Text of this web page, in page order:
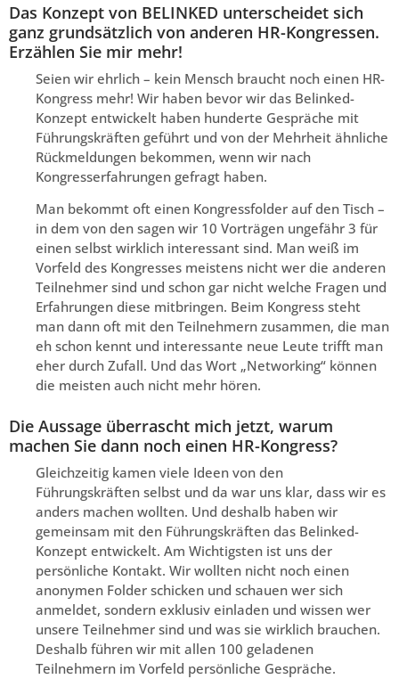
Das Konzept von BELINKED unterscheidet sich
ganz grundsätzlich von anderen HR-Kongressen.
Erzählen Sie mir mehr!
Seien wir ehrlich – kein Mensch braucht noch einen HR-
Kongress mehr! Wir haben bevor wir das Belinked-
Konzept entwickelt haben hunderte Gespräche mit
Führungskräften geführt und von der Mehrheit ähnliche
Rückmeldungen bekommen, wenn wir nach
Kongresserfahrungen gefragt haben.
Man bekommt oft einen Kongressfolder auf den Tisch –
in dem von den sagen wir 10 Vorträgen ungefähr 3 für
einen selbst wirklich interessant sind. Man weiß im
Vorfeld des Kongresses meistens nicht wer die anderen
Teilnehmer sind und schon gar nicht welche Fragen und
Erfahrungen diese mitbringen. Beim Kongress steht
man dann oft mit den Teilnehmern zusammen, die man
eh schon kennt und interessante neue Leute trifft man
eher durch Zufall. Und das Wort „Networking“ können
die meisten auch nicht mehr hören.
Die Aussage überrascht mich jetzt, warum
machen Sie dann noch einen HR-Kongress?
Gleichzeitig kamen viele Ideen von den
Führungskräften selbst und da war uns klar, dass wir es
anders machen wollten. Und deshalb haben wir
gemeinsam mit den Führungskräften das Belinked-
Konzept entwickelt. Am Wichtigsten ist uns der
persönliche Kontakt. Wir wollten nicht noch einen
anonymen Folder schicken und schauen wer sich
anmeldet, sondern exklusiv einladen und wissen wer
unsere Teilnehmer sind und was sie wirklich brauchen.
Deshalb führen wir mit allen 100 geladenen
Teilnehmern im Vorfeld persönliche Gespräche.